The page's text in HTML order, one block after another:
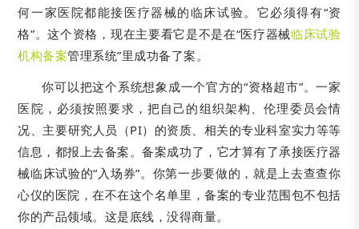
何一家医院都能接医疗器械的临床试验。它必须得有“资
格”。这个资格，现在主要看它是不是在“医疗器械临床试验
机构备案管理系统”里成功备了案。
你可以把这个系统想象成一个官方的“资格超市”。一家
医院，必须按照要求，把自己的组织架构、伦理委员会情
况、主要研究人员（PI）的资质、相关的专业科室实力等等
信息，都报上去备案。备案成功了，它才算有了承接医疗器
械临床试验的“入场券”。你第一步要做的，就是上去查查你
心仪的医院，在不在这个名单里，备案的专业范围包不包括
你的产品领域。这是底线，没得商量。